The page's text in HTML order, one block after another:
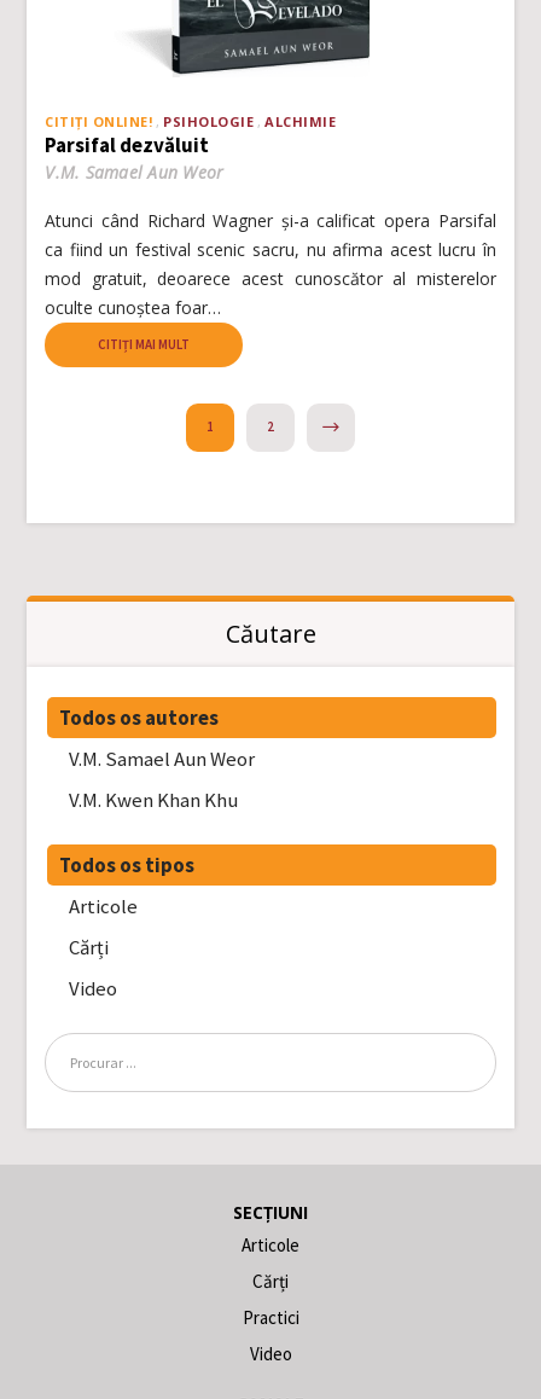
CITIȚI ONLINE! PSIHOLOGIE ALCHIMIE
Parsifal dezvăluit
V.M. Samael Aun Weor
Atunci când Richard Wagner și-a calificat opera Parsifal
ca fiind un festival scenic sacru, nu afirma acest lucru în
mod gratuit, deoarece acest cunoscător al misterelor
oculte cunoștea foar…
CITIȚI MAI MULT
1 2
Căutare
Todos os autores
V.M. Samael Aun Weor
V.M. Kwen Khan Khu
Todos os tipos
Articole
Cărți
Video
SECȚIUNI
Articole
Cărți
Practici
Video